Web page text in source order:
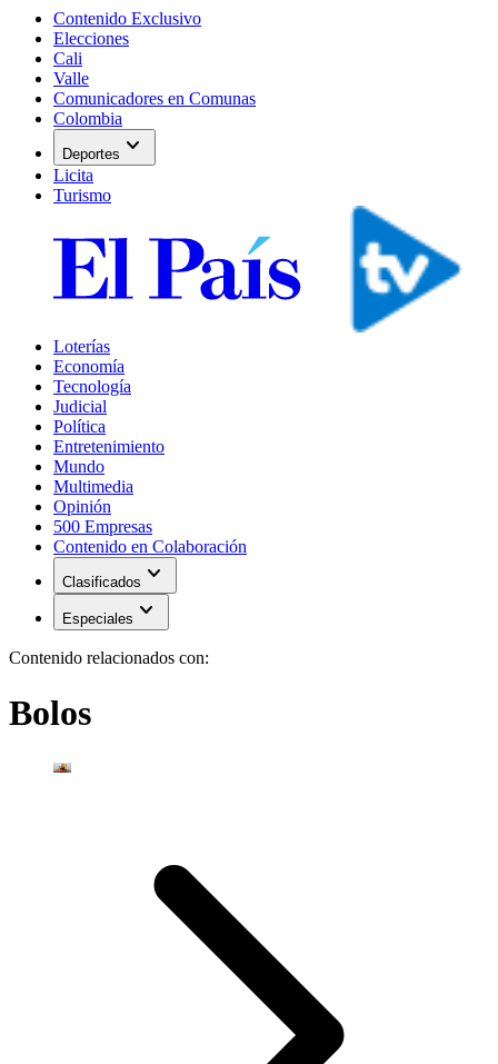
Contenido Exclusivo
Elecciones
Cali
Valle
Comunicadores en Comunas
Colombia
Deportes expand_more
Licita
Turismo
Loterías
Economía
Tecnología
Judicial
Política
Entretenimiento
Mundo
Multimedia
Opinión
500 Empresas
Contenido en Colaboración
Clasificados expand_more
Especiales expand_more
Contenido relacionados con:
Bolos